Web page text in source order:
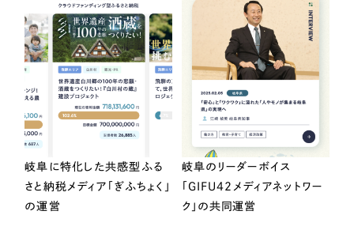
岐阜に特化した共感型ふる
さと納税メディア「ぎふちょく」
の運営
岐阜のリーダーボイス
「GIFU42メディアネットワー
ク」の共同運営